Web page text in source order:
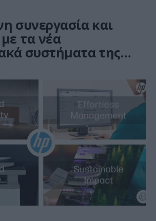
συνεργασία και
τα νέα
συστήματα της